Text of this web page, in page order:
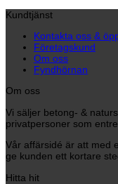
Kundtjänst
Kontakta oss &
Företagskund
Om oss
Fyndhörnan
Om oss
Vi säljer betong- &
privatpersoner som
Vår affärsidé är att med
ge kunden ett kortare
Hitta hit